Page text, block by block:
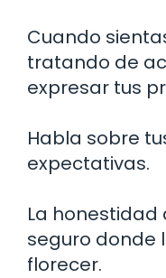
Cuando
tratando de
expresar tus
Habla sobre
expectativas.
La honestidad
seguro donde
florecer.